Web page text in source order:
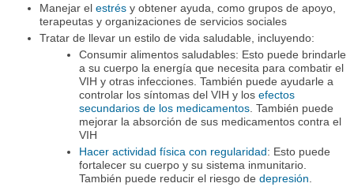
Manejar el estrésy obtener ayuda, como grupos de apoyo,
terapeutas y organizaciones de servicios sociales
Tratar de llevar un estilo de vida saludable, incluyendo:
Consumir alimentos saludables: Esto puede brindarle
a su cuerpo la energía que necesita para combatir el
VIH y otras infecciones. También puede ayudarle a
controlar los síntomas del VIH y los efectos
secundarios de los medicamentos. También puede
mejorar la absorción de sus medicamentos contra el
VIH
Hacer actividad física con regularidad: Esto puede
fortalecer su cuerpo y su sistema inmunitario.
También puede reducir el riesgo de depresión